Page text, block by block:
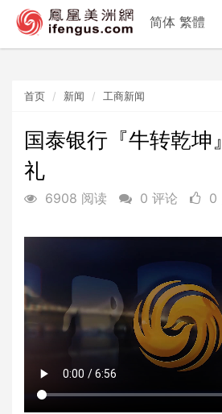
首页 新闻 工商新闻
国泰银行『牛转乾坤
礼
6908 阅读 0 评论 0
简体 繁體